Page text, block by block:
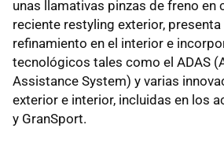
unas llamativas pinzas de freno en
reciente restyling exterior, presenta
refinamiento en el interior e
tecnológicos tales como el ADAS
Assistance System) y varias
exterior e interior, incluidas en los
y GranSport.